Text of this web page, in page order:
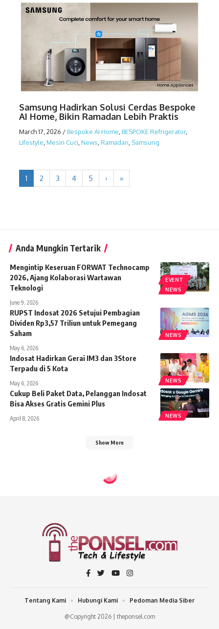
Samsung Hadirkan Solusi Cerdas Bespoke
AI Home, Bikin Ramadan Lebih Praktis
March 17, 2026 /Bespoke AI Home,BESPOKE Refrigerator,
Lifestyle,Mesin Cuci,News,Ramadan, Samsung
1 2 3 4 5 › »
Anda Mungkin Tertarik
EVENT
NEWS
Mengintip Keseruan FORWAT Technocamp
2026, Ajang Kolaborasi Wartawan
Teknologi
June 9, 2026
NEWS
RUPST Indosat 2026 Setujui Pembagian
Dividen Rp3,57 Triliun untuk Pemegang
Saham
May 6, 2026
NEWS
Indosat Hadirkan Gerai IM3 dan 3Store
Terpadu di 5 Kota
May 6, 2026
NEWS
Cukup Beli Paket Data, Pelanggan Indosat
Bisa Akses Gratis Gemini Plus
April 8, 2026
Show More
@Copyright 2026 | theponsel.com
Tentang Kami Hubungi Kami Pedoman Media Siber